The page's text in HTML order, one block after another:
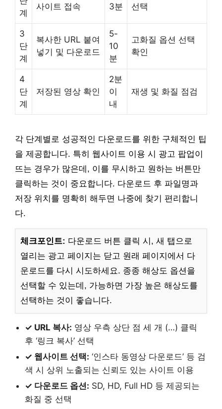
계
사이트 접속 3분 선택
3
단
계
복사한 URL 붙여
넣기 및 다운로드
5-
10
분
고화질 옵션 선택
확인
4
단
계
저장된 영상 확인
2분
이
내
재생 및 화질 점검
각 단계별로 성공적인 다운로드를 위한 구체적인 팁
을 제공합니다. 특히 웹사이트 이용 시 광고 팝업이
뜨는 경우가 많은데, 이를 무시하고 원하는 버튼만
클릭하는 것이 중요합니다. 다운로드 후 파일명과
저장 위치를 명확히 해두면 나중에 찾기 편리합니
다.
체크포인트: 다운로드 버튼 클릭 시, 새 탭으로
열리는 광고 페이지는 닫고 원래 페이지에서 다
운로드를 다시 시도하세요. 종종 해상도 옵션을
선택할 수 있는데, 가능하면 가장 높은 해상도를
선택하는 것이 좋습니다.
✓ URL 복사: 영상 우측 상단 점 세 개 (…) 클릭
후 ‘링크 복사’ 선택
✓ 웹사이트 선택: ‘인스타 동영상 다운로드’ 등 검
색 시 상위 노출되는 신뢰도 있는 사이트 이용
✓ 다운로드 옵션: SD, HD, Full HD 등 제공되는
화질 중 선택